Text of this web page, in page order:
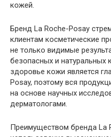
кожей.
Бренд La Roche-Posay
клиентам косметические
не только видимые
безопасных и натуральных
здоровье кожи является
Posay, поэтому вся
на основе научных
дерматологами.
Преимуществом бренда La